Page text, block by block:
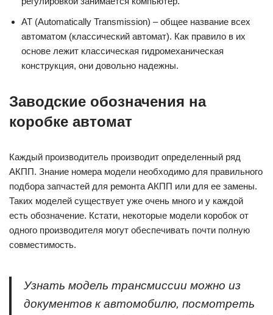
AT (Automatically Transmission) – общее название всех
автоматом (классический автомат). Как правило в их
основе лежит классическая гидромеханическая
конструкция, они довольно надежны.
Заводские обозначения на
коробке автомат
Каждый производитель производит определенный ряд
АКПП. Знание номера модели необходимо для правильного
подбора запчастей для ремонта АКПП или для ее замены.
Таких моделей существует уже очень много и у каждой
есть обозначение. Кстати, некоторые модели коробок от
одного производителя могут обеспечивать почти полную
совместимость.
Узнать модель трансмиссии можно из
документов к автомобилю, посмотреть